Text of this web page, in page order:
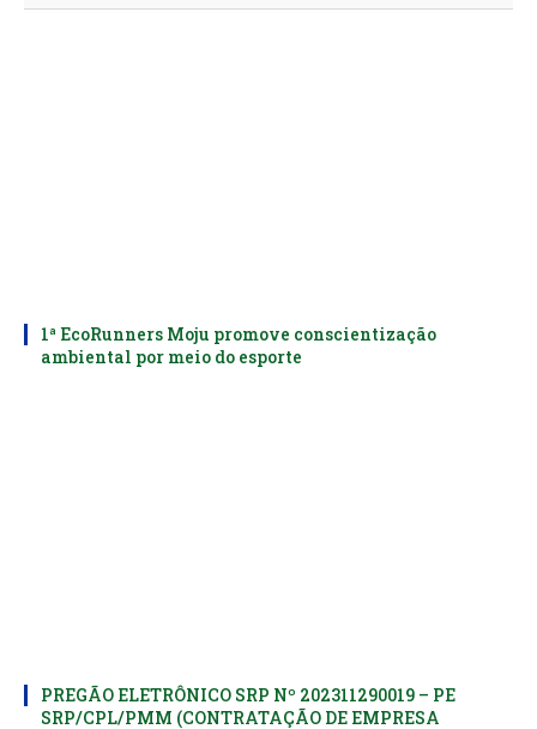
1ª EcoRunners Moju promove conscientização
ambiental por meio do esporte
PREGÃO ELETRÔNICO SRP Nº 202311290019 – PE
SRP/CPL/PMM (CONTRATAÇÃO DE EMPRESA